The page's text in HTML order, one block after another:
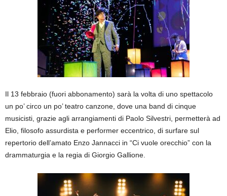
Il 13 febbraio (fuori abbonamento) sarà la volta di uno spettacolo
un po’ circo un po’ teatro canzone, dove una band di cinque
musicisti, grazie agli arrangiamenti di Paolo Silvestri, permetterà ad
Elio, filosofo assurdista e performer eccentrico, di surfare sul
repertorio dell’amato Enzo Jannacci in “Ci vuole orecchio” con la
drammaturgia e la regia di Giorgio Gallione.